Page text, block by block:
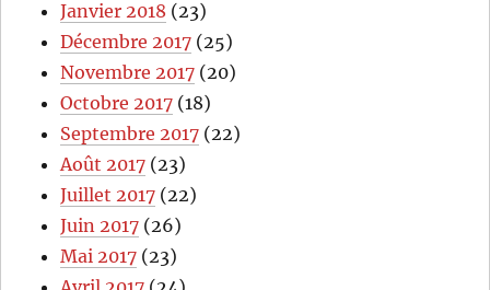
Janvier 2018 (23)
Décembre 2017 (25)
Novembre 2017 (20)
Octobre 2017 (18)
Septembre 2017 (22)
Août 2017 (23)
Juillet 2017 (22)
Juin 2017 (26)
Mai 2017 (23)